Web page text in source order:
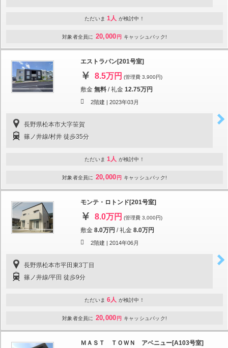
ただいま 1人 が検討中！
対象者全員に 20,000 円 キャッシュバック!
エストラパン[201号室]
8.5万円 (管理費 3,900円)
敷金 無料 /礼金 12.75万円
2階建 | 2023年03月
長野県松本市大字笹賀
篠ノ井線/村井 徒歩35分
ただいま 1人 が検討中！
対象者全員に 20,000 円 キャッシュバック!
モンテ・ロトンド[201号室]
8.0万円 (管理費 3,000円)
敷金 8.0万円 /礼金 8.0万円
2階建 | 2014年06月
長野県松本市平田東3丁目
篠ノ井線/平田 徒歩9分
ただいま 6人 が検討中！
対象者全員に 20,000 円 キャッシュバック!
ＭＡＳＴ ＴＯＷＮ アベニュー[A103号室]